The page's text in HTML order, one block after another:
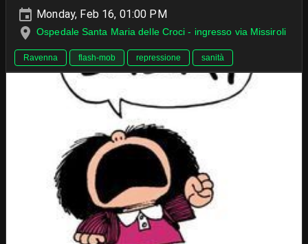
Monday, Feb 16, 01:00 PM
Ospedale Santa Maria delle Croci - ingresso via Missiroli
Ravenna flash-mob repressione sanità